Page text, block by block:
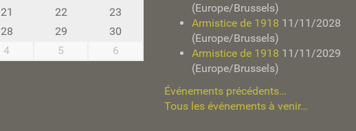
21 22
23
28 29
30
4 5 6
(Europe/Brussels)
Armistice de 1918 11/11/2028
(Europe/Brussels)
Armistice de 1918 11/11/2029
(Europe/Brussels)
Événements précédents…
Tous les événements à venir…